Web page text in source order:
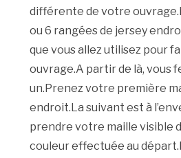
différente de votre
ou 6 rangées de jersey
que vous allez utilisez pour
ouvrage.A partir de là, vous
un.Prenez votre première
endroit.La suivant est à
prendre votre maille visible
couleur effectuée au